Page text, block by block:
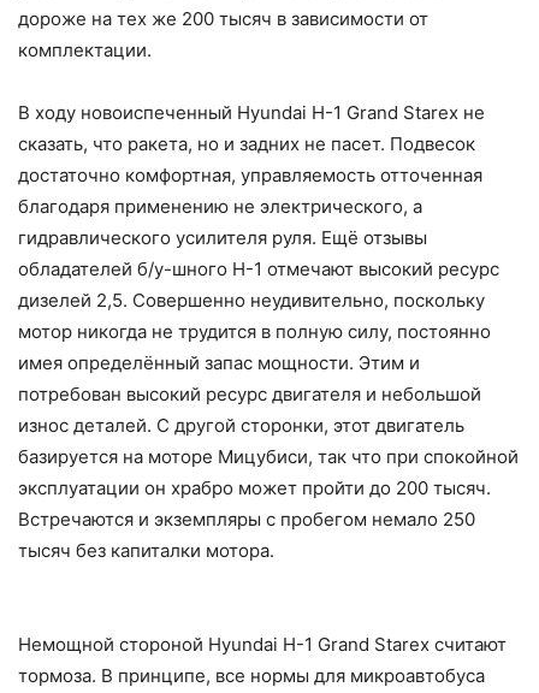
дороже на тех же 200 тысяч в зависимости от
комплектации.
В ходу новоиспеченный Hyundai H-1 Grand Starex не
сказать, что ракета, но и задних не пасет. Подвесок
достаточно комфортная, управляемость отточенная
благодаря применению не электрического, а
гидравлического усилителя руля. Ещё отзывы
обладателей б/у-шного Н-1 отмечают высокий ресурс
дизелей 2,5. Совершенно неудивительно, поскольку
мотор никогда не трудится в полную силу, постоянно
имея определённый запас мощности. Этим и
потребован высокий ресурс двигателя и небольшой
износ деталей. С другой сторонки, этот двигатель
базируется на моторе Мицубиси, так что при спокойной
эксплуатации он храбро может пройти до 200 тысяч.
Встречаются и экземпляры с пробегом немало 250
тысяч без капиталки мотора.
Немощной стороной Hyundai H-1 Grand Starex считают
тормоза. В принципе, все нормы для микроавтобуса